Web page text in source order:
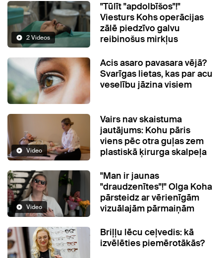
2 Videos
"Tūlīt "apdolbīšos"!"
Viesturs Kohs operācijas
zālē piedzīvo galvu
reibinošus mirkļus
Acis asaro pavasara vējā?
Svarīgas lietas, kas par acu
veselību jāzina visiem
Video
Vairs nav skaistuma
jautājums: Kohu pāris
viens pēc otra guļas zem
plastiskā ķirurga skalpeļa
Video
"Man ir jaunas
"draudzenītes"!" Olga Koha
pārsteidz ar vērienīgām
vizuālajām pārmaiņām
Briļļu lēcu ceļvedis: kā
izvēlēties piemērotākās?